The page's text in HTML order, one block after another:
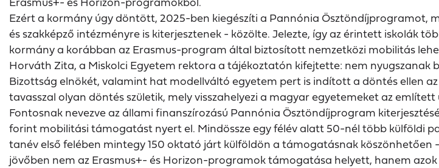
Ezért a kormány úgy döntött, 2025-ben kiegészíti a Pannónia Ösztöndíjprogramot,
és szakképző intézményre is kiterjesztenek - közölte. Jelezte, így az érintett iskolák
kormány a korábban az Erasmus-program által biztosított nemzetközi mobilitás
Horváth Zita, a Miskolci Egyetem rektora a tájékoztatón kifejtette: nem nyugszanak
Bizottság elnökét, valamint hat modellváltó egyetem pert is indított a döntés ellen
tavasszal olyan döntés születik, mely visszahelyezi a magyar egyetemeket az
Fontosnak nevezve az állami finanszírozású Pannónia Ösztöndíjprogram
forint mobilitási támogatást nyert el. Mindössze egy félév alatt 50-nél több külföldi
tanév első felében mintegy 150 oktató járt külföldön a támogatásnak
jövőben nem az Erasmus+- és Horizon-programok támogatása helyett, hanem